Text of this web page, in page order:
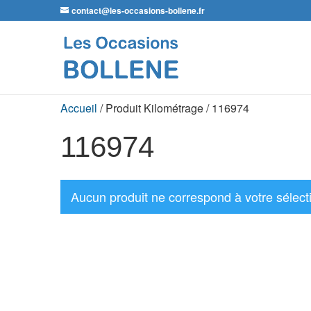
contact@les-occasions-bollene.fr
Accueil / Produit Kilométrage / 116974
116974
Aucun produit ne correspond à votre